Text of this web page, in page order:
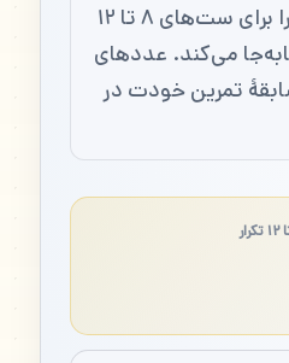
حدود ۳۵ کیلوگرم را برای ست‌های ۸ تا ۱۲
می‌کند. عددهای
تمرین خودت در